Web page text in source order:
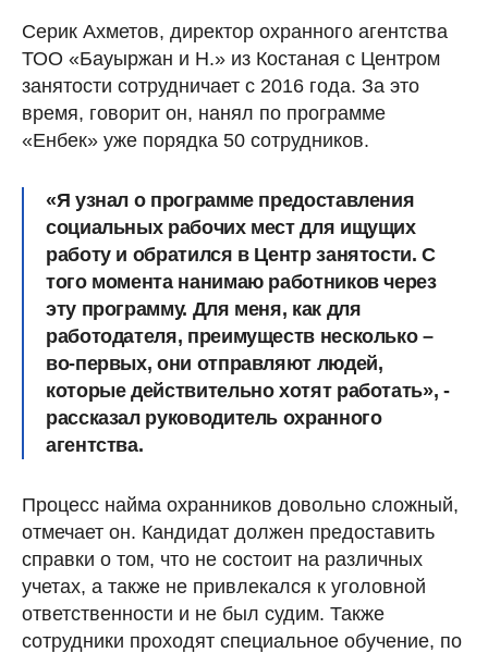
Серик Ахметов, директор охранного агентства
ТОО «Бауыржан и Н.» из Костаная с Центром
занятости сотрудничает с 2016 года. За это
время, говорит он, нанял по программе
«Енбек» уже порядка 50 сотрудников.
«Я узнал о программе предоставления
социальных рабочих мест для ищущих
работу и обратился в Центр занятости. С
того момента нанимаю работников через
эту программу. Для меня, как для
работодателя, преимуществ несколько –
во-первых, они отправляют людей,
которые действительно хотят работать», -
рассказал руководитель охранного
агентства.
Процесс найма охранников довольно сложный,
отмечает он. Кандидат должен предоставить
справки о том, что не состоит на различных
учетах, а также не привлекался к уголовной
ответственности и не был судим. Также
сотрудники проходят специальное обучение, по